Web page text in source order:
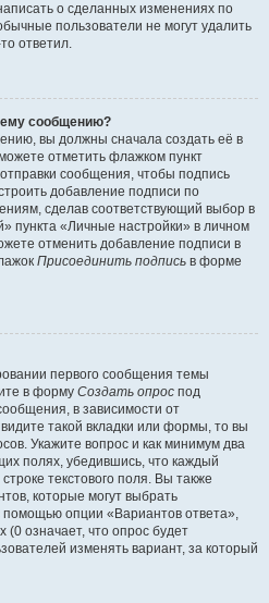
о сделанных изменениях по
пользователи не могут удалить
ответил.
сообщению?
вы должны сначала создать её в
отметить флажком пункт
сообщения, чтобы подпись
добавление подписи по
сделав соответствующий выбор в
пункта «Личные настройки» в личном
отменить добавление подписи в
Присоединить подпись в форме
первого сообщения темы
в форму Создать опрос под
в зависимости от
такой вкладки или формы, то вы
Укажите вопрос и как минимум два
полях, убедившись, что каждый
текстового поля. Вы также
которые могут выбрать
помощью опции «Вариантов ответа»,
означает, что опрос будет
изменять вариант, за который